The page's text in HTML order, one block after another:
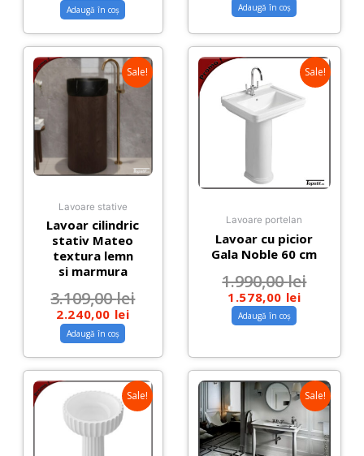
Adaugă în coș Adaugă în coș
Sale!
Lavoare stative
Lavoar cilindric
stativ Mateo
textura lemn
si marmura
3.109,00lei
2.240,00 lei
Adaugă în coș
Sale!
Lavoare portelan
Lavoar cu picior
Gala Noble 60 cm
1.990,00lei
1.578,00 lei
Adaugă în coș
Sale! Sale!